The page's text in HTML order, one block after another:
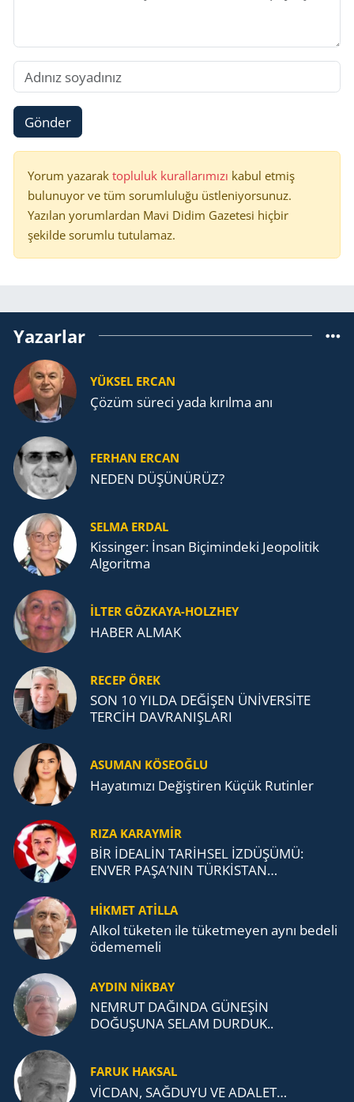
Gönder
Yorum yazarak topluluk kurallarımızı kabul etmiş
bulunuyor ve tüm sorumluluğu üstleniyorsunuz.
Yazılan yorumlardan Mavi Didim Gazetesi hiçbir
şekilde sorumlu tutulamaz.
Yazarlar
YÜKSEL ERCAN
Çözüm süreci yada kırılma anı
FERHAN ERCAN
NEDEN DÜŞÜNÜRÜZ?
SELMA ERDAL
Kissinger: İnsan Biçimindeki Jeopolitik
Algoritma
İLTER GÖZKAYA-HOLZHEY
HABER ALMAK
RECEP ÖREK
SON 10 YILDA DEĞİŞEN ÜNİVERSİTE
TERCİH DAVRANIŞLARI
ASUMAN KÖSEOĞLU
Ha­ya­tı­mı­zı De­ğiş­ti­ren Küçük Ru­tin­ler
RIZA KARAYMIR
BİR İDEALİN TARİHSEL İZDÜŞÜMÜ:
ENVER PAŞA’NIN TÜRKİSTAN
TEŞKİLATI’NA UZANAN MİRASI
HİKMET ATİLLA
Alkol tü­ke­ten ile tü­ket­me­yen aynı be­de­li
öde­me­me­li
AYDIN NİKBAY
NEMRUT DAĞINDA GÜNEŞİN
DOĞUŞUNA SELAM DURDUK..
FARUK HAKSAL
VİCDAN, SAĞ­DU­YU VE ADA­LET…